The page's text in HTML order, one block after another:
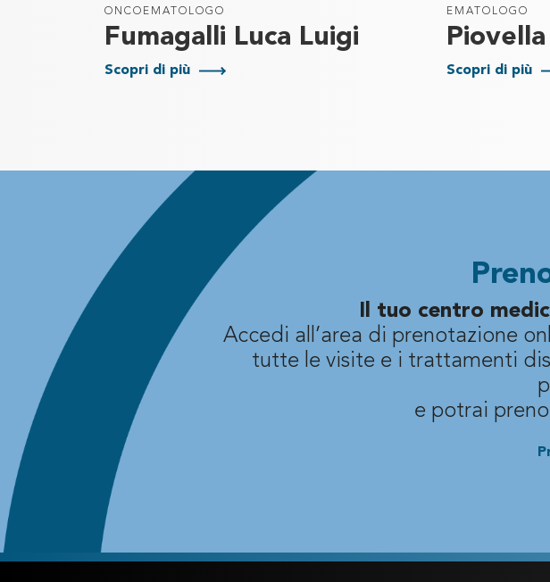
ONCOEMATOLOGO
Fumagalli Luca Luigi
Scopri di più
EMATOLOGO
Scopri di più
Il tuo centro
Accedi all’area di prenotazione
tutte le visite e i trattamenti
e potrai